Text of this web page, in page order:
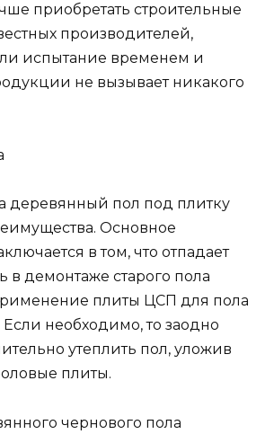
приобретать строительные
производителей,
испытание временем и
не вызывает никакого
деревянный пол под плитку
Основное
в том, что отпадает
в демонтаже старого пола
плиты ЦСП для пола
необходимо, то заодно
утеплить пол, уложив
плиты.
чернового пола